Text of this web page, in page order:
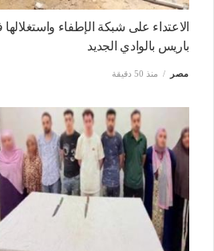
الاعتداء على شبكة الإطفاء
باريس بالوادي الجديد
مصر منذ 50 دقيقة